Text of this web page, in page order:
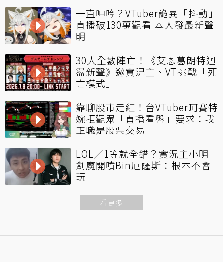
一直呻吟？VTuber詭異「抖動」
直播破130萬觀看 本人發最新聲
明
30人全數陣亡！《艾恩葛朗特迴
盪新聲》邀實況主、VT挑戰「死
亡模式」
靠聊股市走紅！台VTuber珂賽特
婉拒觀眾「直播看盤」要求：我
正職是股票交易
LOL／1等就全錯？實況主小明
劍魔開噴Bin厄薩斯：根本不會
玩
看更多